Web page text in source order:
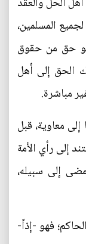
المسلمين،
هو حق من حقوق
الحق إلى أهل
مباشرة.
معاوية، قبل
إلى رأي الأمة
إلى سبيله،
فهو -إذاً-